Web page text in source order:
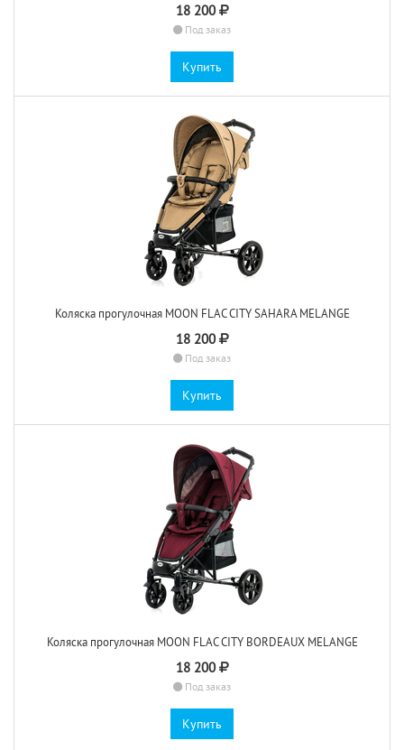
18 200
Под заказ
Купить
Коляска прогулочная MOON FLAC CITY SAHARA MELANGE
18 200
Под заказ
Купить
Коляска прогулочная MOON FLAC CITY BORDEAUX MELANGE
18 200
Под заказ
Купить